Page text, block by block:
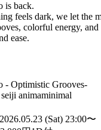
is back.
feels dark, we let the
colorful energy,
ease.
- Optimistic Grooves-
animaminimal
(Sat) 23:00〜